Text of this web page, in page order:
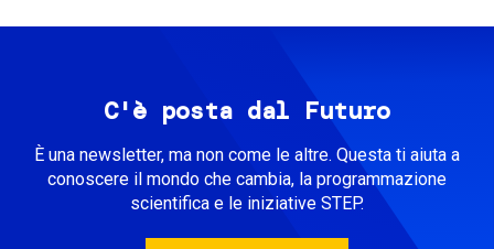
C'è posta dal Futuro
È una newsletter, ma non come le altre. Questa ti aiuta a
conoscere il mondo che cambia, la programmazione
scientifica e le iniziative STEP.